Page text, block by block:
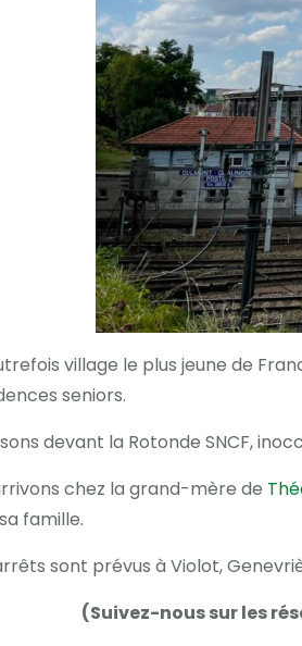
village le plus jeune de
seniors.
devant la Rotonde SNCF,
chez la grand-mère de
famille.
sont prévus à Violot,
(Suivez-nous sur les